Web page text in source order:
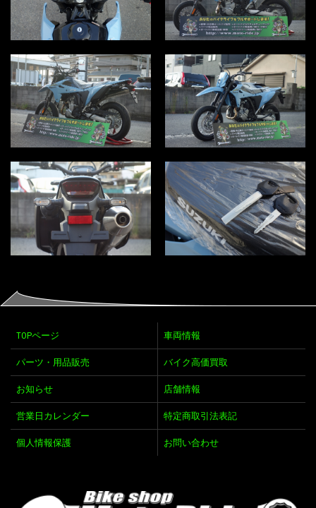
TOPページ 車両情報
パーツ・用品販売 バイク高価買取
お知らせ 店舗情報
営業日カレンダー 特定商取引法表記
個人情報保護 お問い合わせ